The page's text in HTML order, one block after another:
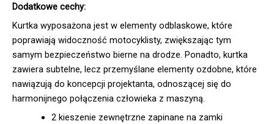
Dodatkowe cechy:
Kurtka wyposażona jest w elementy odblaskowe, które
poprawiają widoczność motocyklisty, zwiększając tym
samym bezpieczeństwo bierne na drodze. Ponadto, kurtka
zawiera subtelne, lecz przemyślane elementy ozdobne, które
nawiązują do koncepcji projektanta, odnoszącej się do
harmonijnego połączenia człowieka z maszyną.
2 kieszenie zewnętrzne zapinane na zamki